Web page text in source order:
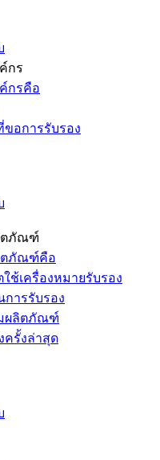
กร
กรคือ
อการรับรอง
ตภัณฑ์
ตภัณฑ์คือ
เครื่องหมายรับรอง
ารรับรอง
ผลิตภัณฑ์
ครั้งล่าสุด